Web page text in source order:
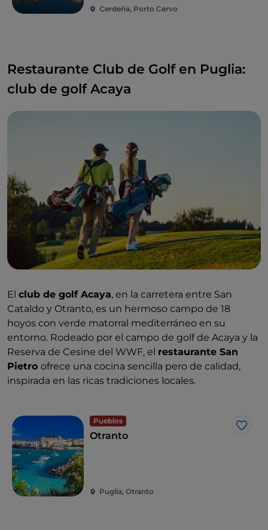
Cerdeña, Porto Cervo
Restaurante Club de Golf en Puglia:
club de golf Acaya
El club de golf Acaya, en la carretera entre San
Cataldo y Otranto, es un hermoso campo de 18
hoyos con verde matorral mediterráneo en su
entorno. Rodeado por el campo de golf de Acaya y la
Reserva de Cesine del WWF, el restaurante San
Pietro ofrece una cocina sencilla pero de calidad,
inspirada en las ricas tradiciones locales.
Pueblos
Me
Otranto
Puglia, Otranto